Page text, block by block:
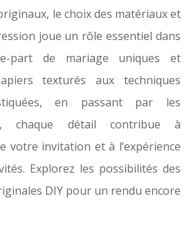
le choix des matériaux et
joue un rôle essentiel dans
part de mariage uniques et
texturés aux techniques
en passant par les
chaque détail contribue à
votre invitation et à l’expérience
Explorez les possibilités des
DIY pour un rendu encore